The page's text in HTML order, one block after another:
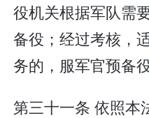
役机关根据军队需
备役；经过考核，
务的，服军官预备役
第三十一条 依照本